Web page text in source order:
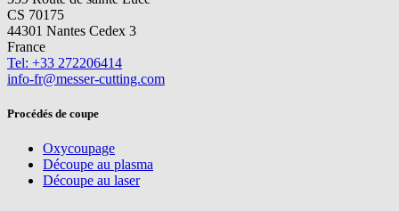
CS 70175
44301 Nantes Cedex 3
France
Tel: +33 272206414
info-fr@messer-cutting.com
Procédés de coupe
Oxycoupage
Découpe au plasma
Découpe au laser